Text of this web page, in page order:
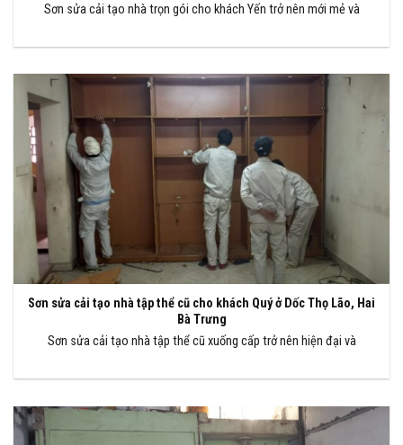
Sơn sửa cải tạo nhà trọn gói cho khách Yến trở nên mới mẻ và
Sơn sửa cải tạo nhà tập thể cũ cho khách Quý ở Dốc Thọ Lão, Hai
Bà Trưng
Sơn sửa cải tạo nhà tập thể cũ xuống cấp trở nên hiện đại và